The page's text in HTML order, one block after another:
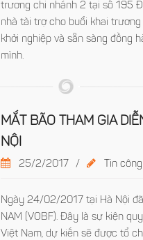
trương chi nhánh 2 tại số 195
nhà tài trợ cho buổi khai
khởi nghiệp và sẵn sàng đồng
mình.
MẮT BÃO THAM GIA
NỘI
25/2/2017 / Tin
Ngày 24/02/2017 tại Hà Nội đã
NAM (VOBF). Đây là sự kiện
Việt Nam, dự kiến sẽ được tổ